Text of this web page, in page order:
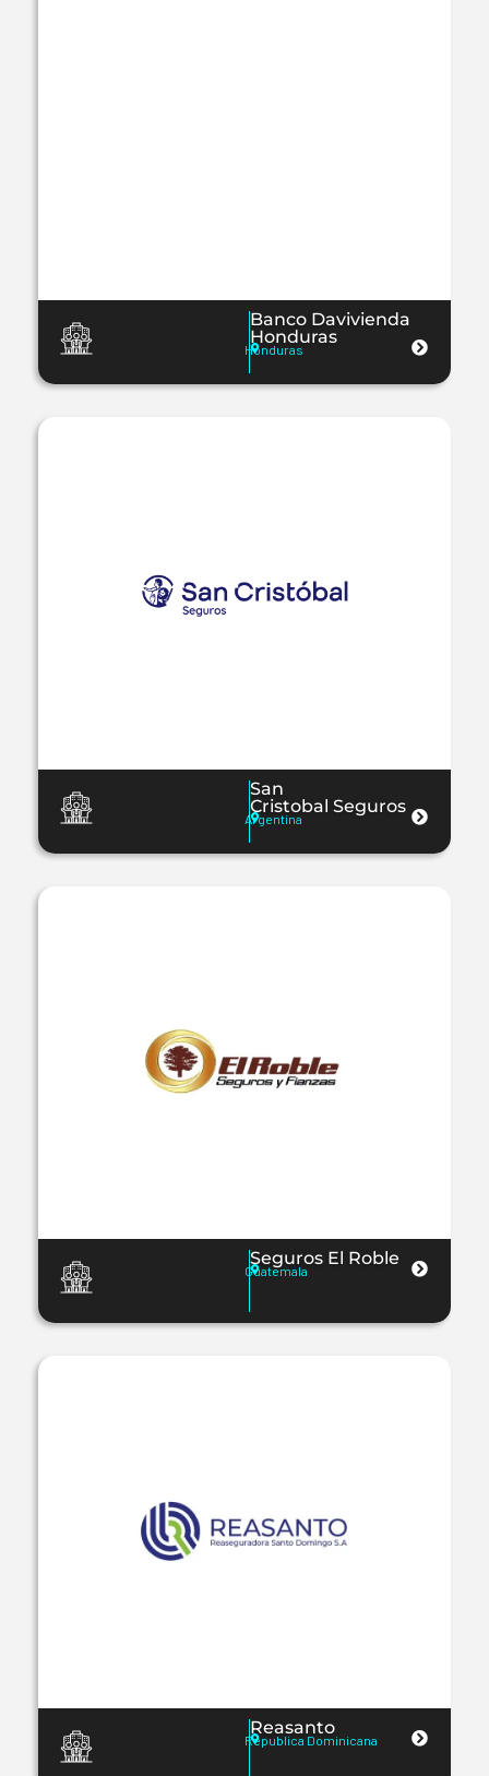
Banco Davivienda
Honduras
Honduras
San
Cristobal Seguros
Argentina
Seguros El Roble
Guatemala
Reasanto
Republica Dominicana